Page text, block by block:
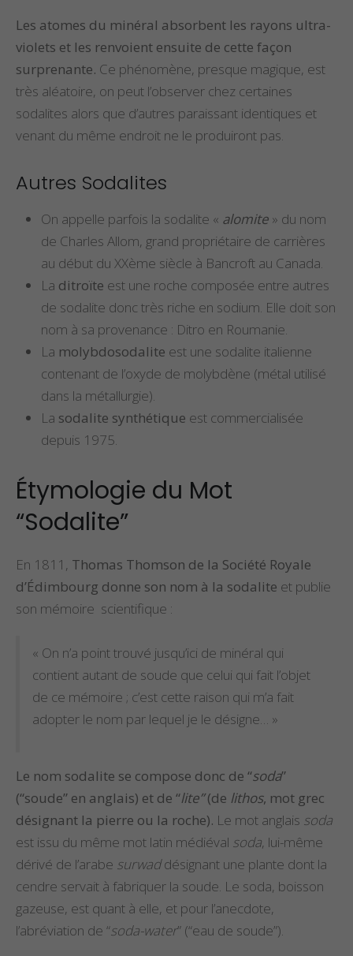
Les atomes du minéral absorbent les rayons ultra-
violets et les renvoient ensuite de cette façon
surprenante. Ce phénomène, presque magique, est
très aléatoire, on peut l’observer chez certaines
sodalites alors que d’autres paraissant identiques et
venant du même endroit ne le produiront pas.
Autres Sodalites
On appelle parfois la sodalite « alomite » du nom
de Charles Allom, grand propriétaire de carrières
au début du XXème siècle à Bancroft au Canada.
La ditroïte est une roche composée entre autres
de sodalite donc très riche en sodium. Elle doit son
nom à sa provenance : Ditro en Roumanie.
La molybdosodalite est une sodalite italienne
contenant de l’oxyde de molybdène (métal utilisé
dans la métallurgie).
La sodalite synthétique est commercialisée
depuis 1975.
Étymologie du Mot
“Sodalite”
En 1811, Thomas Thomson de la Société Royale
d’Édimbourg donne son nom à la sodalite et publie
son mémoire scientifique :
« On n’a point trouvé jusqu’ici de minéral qui
contient autant de soude que celui qui fait l’objet
de ce mémoire ; c’est cette raison qui m’a fait
adopter le nom par lequel je le désigne… »
Le nom sodalite se compose donc de “soda”
(“soude” en anglais) et de “lite”(de lithos, mot grec
désignant la pierre ou la roche). Le mot anglais soda
est issu du même mot latin médiéval soda, lui-même
dérivé de l’arabe surwaddésignant une plante dont la
cendre servait à fabriquer la soude. Le soda, boisson
gazeuse, est quant à elle, et pour l’anecdote,
l’abréviation de “soda-water” (“eau de soude”).